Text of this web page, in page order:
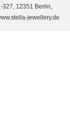
327, 12351 Berlin,
jewellery.de